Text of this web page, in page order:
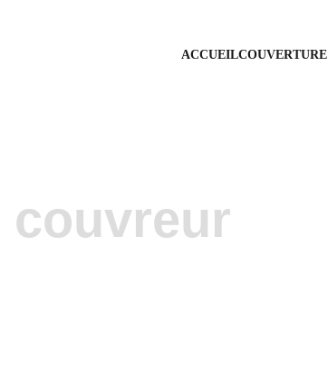
ACCUEILCOUVERTURE